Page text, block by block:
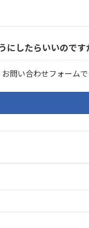
にしたらいいのです
問い合わせフォーム